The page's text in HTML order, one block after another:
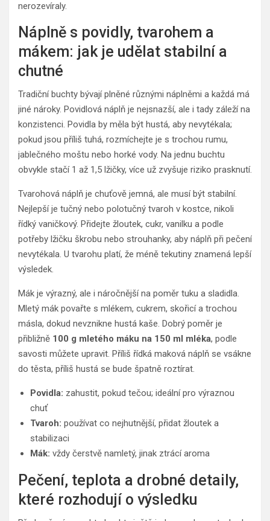
nerozevíraly.
Náplně s povidly, tvarohem a
mákem: jak je udělat stabilní a
chutné
Tradiční buchty bývají plněné různými náplněmi a každá má
jiné nároky. Povidlová náplň je nejsnazší, ale i tady záleží na
konzistenci. Povidla by měla být hustá, aby nevytékala;
pokud jsou příliš tuhá, rozmíchejte je s trochou rumu,
jablečného moštu nebo horké vody. Na jednu buchtu
obvykle stačí 1 až 1,5 lžičky, více už zvyšuje riziko prasknutí.
Tvarohová náplň je chuťově jemná, ale musí být stabilní.
Nejlepší je tučný nebo polotučný tvaroh v kostce, nikoli
řídký vaničkový. Přidejte žloutek, cukr, vanilku a podle
potřeby lžičku škrobu nebo strouhanky, aby náplň při pečení
nevytékala. U tvarohu platí, že méně tekutiny znamená lepší
výsledek.
Mák je výrazný, ale i náročnější na poměr tuku a sladidla.
Mletý mák povařte s mlékem, cukrem, skořicí a trochou
másla, dokud nevznikne hustá kaše. Dobrý poměr je
přibližně 100 g mletého máku na 150 ml mléka, podle
savosti můžete upravit. Příliš řídká maková náplň se vsákne
do těsta, příliš hustá se bude špatně roztírat.
Povidla: zahustit, pokud tečou; ideální pro výraznou
chuť
Tvaroh: používat co nejhutnější, přidat žloutek a
stabilizaci
Mák: vždy čerstvě namletý, jinak ztrácí aroma
Pečení, teplota a drobné detaily,
které rozhodují o výsledku